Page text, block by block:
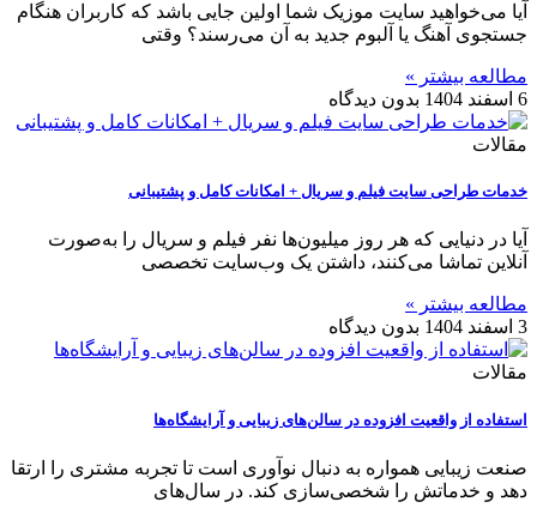
آیا می‌خواهید سایت موزیک شما اولین جایی باشد که کاربران هنگام
جستجوی آهنگ یا آلبوم جدید به آن می‌رسند؟ وقتی
مطالعه بیشتر »
6 اسفند 1404
بدون دیدگاه
مقالات
خدمات طراحی سایت فیلم و سریال + امکانات کامل و پشتیبانی
آیا در دنیایی که هر روز میلیون‌ها نفر فیلم و سریال را به‌صورت
آنلاین تماشا می‌کنند، داشتن یک وب‌سایت تخصصی
مطالعه بیشتر »
3 اسفند 1404
بدون دیدگاه
مقالات
استفاده از واقعیت افزوده در سالن‌های زیبایی و آرایشگاه‌ها
صنعت زیبایی همواره به دنبال نوآوری است تا تجربه مشتری را ارتقا
دهد و خدماتش را شخصی‌سازی کند. در سال‌های